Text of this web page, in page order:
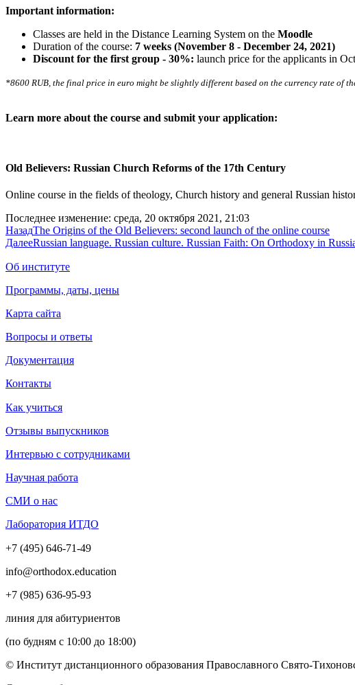
Important information:
Classes are held in the Distance Learning System on the Moodle
Duration of the course: 7 weeks (November 8 - December 24, 2021)
Discount for the first group - 30%: launch price for the applicants in
*8600 RUB, the final price in euro might be slightly different based on the currency rate of
Learn more about the course and submit your application:
Old Believers: Russian Church Reforms of the 17th Century
Online course in the fields of theology, Church history and general Russian
Последнее изменение: среда, 20 октября 2021, 21:03
НазадThe Origins of the Old Believers: second launch of the online course
ДалееRussian language. Russian culture. Russian Faith: On Orthodoxy in
Об институте
Программы, даты, цены
Карта сайта
Вопросы и ответы
Документация
Контакты
Как учиться
Отзывы выпускников
Интервью с сотрудниками
Научная работа
СМИ о нас
Лаборатория ИТДО
+7 (495) 646-71-49
info@orthodox.education
+7 (985) 636-95-93
линия для абитуриентов
(по будням с 10:00 до 18:00)
© Институт дистанционного образования Православного Свято-